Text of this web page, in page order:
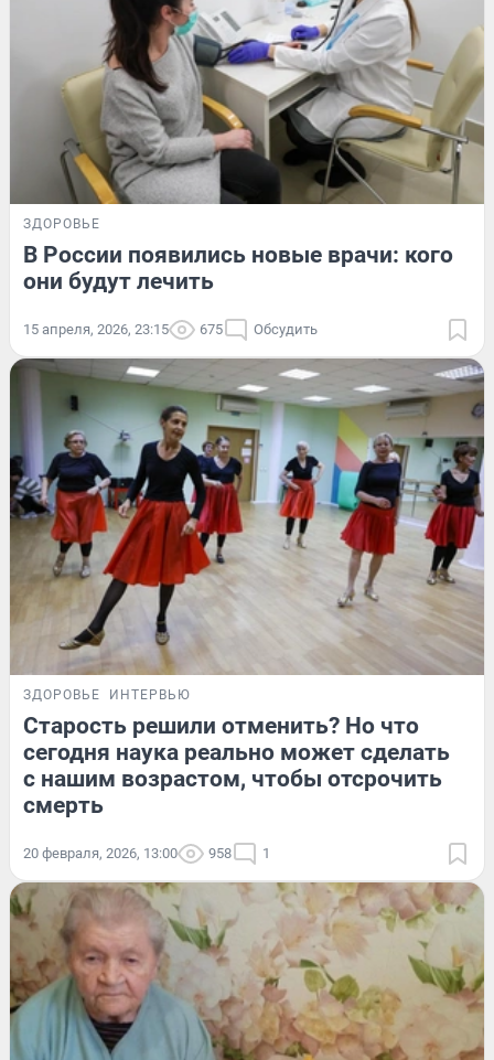
ЗДОРОВЬЕ
В России появились новые врачи: кого
они будут лечить
15 апреля, 2026, 23:15 675 Обсудить
ЗДОРОВЬЕ ИНТЕРВЬЮ
Старость решили отменить? Но что
сегодня наука реально может сделать
с нашим возрастом, чтобы отсрочить
смерть
20 февраля, 2026, 13:00 958 1